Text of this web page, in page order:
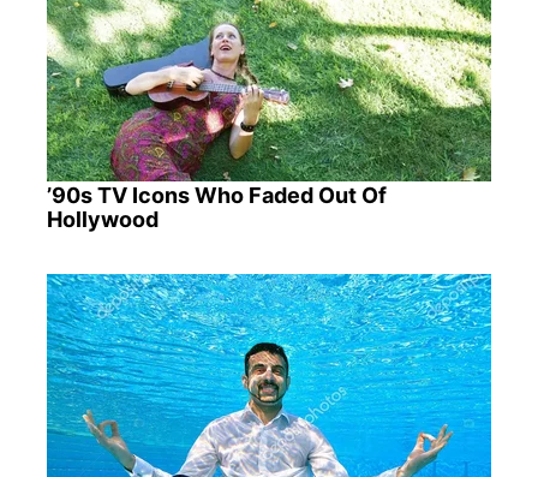
’90s TV Icons Who Faded Out Of
Hollywood